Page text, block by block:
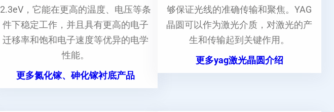
2.3eV，它能在更高的温度、电压等条
件下稳定工作，并且具有更高的电子
迁移率和饱和电子速度等优异的电学
性能。
更多氮化镓、砷化镓衬底产品
够保证光线的准确传输和聚焦。YAG
晶圆可以作为激光介质，对激光的产
生和传输起到关键作用。
更多yag激光晶圆介绍